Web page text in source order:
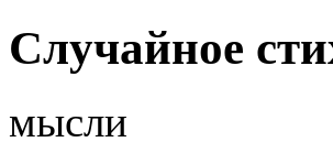
Случайное
мысли